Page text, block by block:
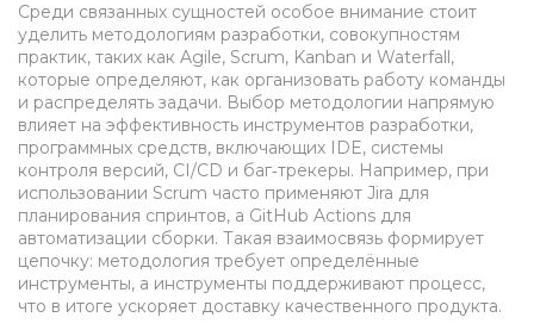
Среди связанных сущностей особое внимание стоит
уделить методологиям разработки, совокупностям
практик, таких как Agile, Scrum, Kanban и Waterfall,
которые определяют, как организовать работу команды
и распределять задачи. Выбор методологии напрямую
влияет на эффективность инструментов разработки,
программных средств, включающих IDE, системы
контроля версий, CI/CD и баг‑трекеры. Например, при
использовании Scrum часто применяют Jira для
планирования спринтов, а GitHub Actions для
автоматизации сборки. Такая взаимосвязь формирует
цепочку: методология требует определённые
инструменты, а инструменты поддерживают процесс,
что в итоге ускоряет доставку качественного продукта.